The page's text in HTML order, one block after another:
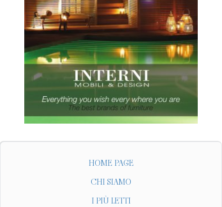
HOME PAGE
CHI SIAMO
I PIÙ LETTI